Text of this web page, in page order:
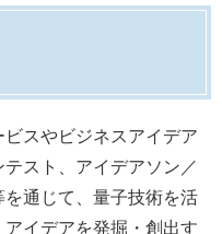
スやビジネスアイデア
スト、アイデアソン／
通じて、量子技術を活
イデアを発掘・創出す